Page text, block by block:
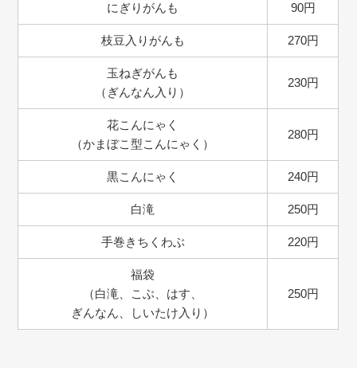
にぎりがんも 90円
枝豆入りがんも 270円
玉ねぎがんも
（ぎんなん入り）
230円
花こんにゃく
（かまぼこ型こんにゃく）
280円
黒こんにゃく 240円
白滝 250円
手巻きちくわぶ 220円
福袋
（白滝、こぶ、はす、
ぎんなん、しいたけ入り）
250円